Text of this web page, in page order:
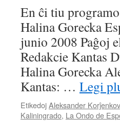
LINK
EMBED
En ĉi tiu
Halina Gorecka
junio 2008 Paĝoj
Redakcie Kantas
Halina Gorecka
Kantas: … Legi
EtikedojAleksander Korĵenkov
Kaliningrado, La Ondo de